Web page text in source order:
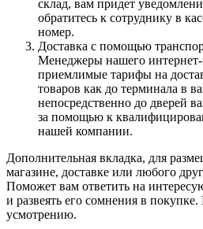
склад, вам придет
обратитесь к сотруднику в
номер.
Доставка с помощью
Менеджеры нашего интернет-
приемлимые тарифы на
товаров как до терминала в
непосредственно до дверей
за помощью к
нашей компании.
Дополнительная вкладка, для
магазине, доставке или любого
Поможет вам ответить на
и развеять его сомнения в
усмотрению.